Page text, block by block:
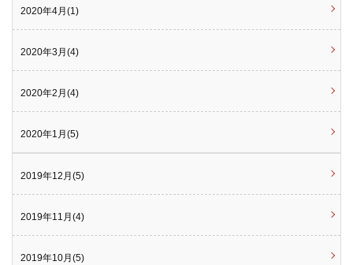
2020年4月(1)
2020年3月(4)
2020年2月(4)
2020年1月(5)
2019年12月(5)
2019年11月(4)
2019年10月(5)